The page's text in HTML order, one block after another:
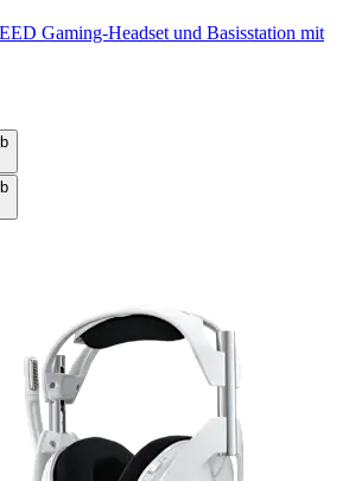
Gaming-Headset und Basisstation mit